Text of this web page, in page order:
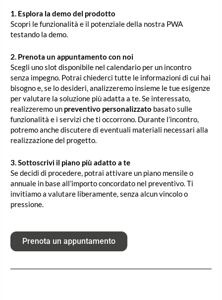
1. Esplora la demo del prodotto
Scopri le funzionalità e il potenziale della nostra PWA
testando la demo.
2. Prenota un appuntamento con noi
Scegli uno slot disponibile nel calendario per un incontro
senza impegno. Potrai chiederci tutte le informazioni di cui hai
bisogno e, se lo desideri, analizzeremo insieme le tue esigenze
per valutare la soluzione più adatta a te. Se interessato,
realizzeremo un preventivo personalizzato basato sulle
funzionalità e i servizi che ti occorrono. Durante l’incontro,
potremo anche discutere di eventuali materiali necessari alla
realizzazione del progetto.
3. Sottoscrivi il piano più adatto a te
Se decidi di procedere, potrai attivare un piano mensile o
annuale in base all’importo concordato nel preventivo. Ti
invitiamo a valutare liberamente, senza alcun vincolo o
pressione.
Prenota un appuntamento